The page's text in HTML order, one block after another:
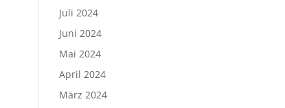
Juli 2024
Juni 2024
Mai 2024
April 2024
März 2024